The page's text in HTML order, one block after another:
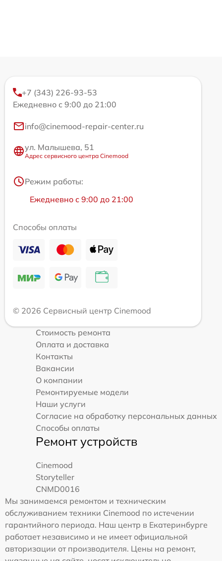
+7 (343) 226-93-53
Ежедневно с 9:00 до 21:00
info@cinemood-repair-center.ru
ул. Малышева, 51
Адрес сервисного центра Cinemood
Режим работы:
Ежедневно с 9:00 до 21:00
Способы оплаты
© 2026 Сервисный центр Cinemood
Стоимость ремонта
Оплата и доставка
Контакты
Вакансии
О компании
Ремонтируемые модели
Наши услуги
Согласие на обработку персональных данных
Способы оплаты
Ремонт устройств
Cinemood
Storyteller
CNMD0016
Мы занимаемся ремонтом и техническим
обслуживанием техники Cinemood по истечении
гарантийного периода. Наш центр в Екатеринбурге
работает независимо и не имеет официальной
авторизации от производителя. Цены на ремонт,